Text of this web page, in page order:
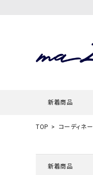
新着商品
TOP コーディネ
新着商品